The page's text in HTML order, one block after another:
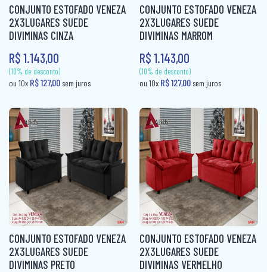
PANELEIRO
PRATO GIRATÓRIO
CAMA BOX SOLTEIRO
CAMA INFANTIL
CAMA SOLTEIRO
COLCHÃO BABY
COLCHÃO CASAL
COLCHÃO CASAL MOLAS
COLCHÃO INFANTIL
COLCHÃO KING MOLAS
COLCHÂO QUEEN
(10% de desconto)
ou 10xR$ 127,00sem juros
(10% de desconto)
ou 10xR$ 127,00sem
CONJUNTO ESTOFADO VENEZA
2X3LUGARES SUEDE
DIVIMINAS CINZA
R$ 1.143,00
CONJUNTO ESTOFADO VENEZA
2X3LUGARES SUEDE
DIVIMINAS MARROM
R$ 1.143,00
CONJUNTO ESTOFADO VENEZA
2X3LUGARES SUEDE
DIVIMINAS PRETO
CONJUNTO ESTOFADO VENEZA
2X3LUGARES SUEDE
DIVIMINAS VERMELHO